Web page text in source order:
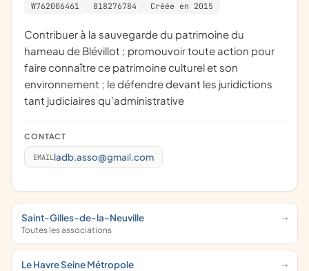
W762006461
818276784 Créée en 2015
contribuer à la sauvegarde du patrimoine du
hameau de Blévillot ; promouvoir toute action pour
faire connaître ce patrimoine culturel et son
environnement ; le défendre devant les juridictions
tant judiciaires qu'administrative
CONTACT
EMAIL ladb.asso@gmail.com
Saint-Gilles-de-la-Neuville
Toutes les associations
Le Havre Seine Métropole